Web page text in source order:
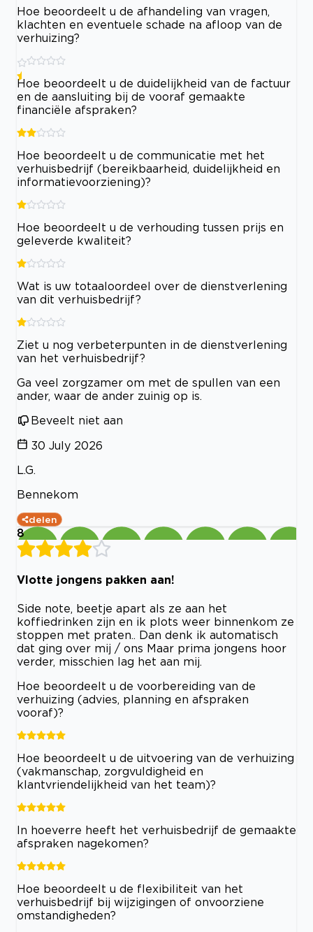
Hoe beoordeelt u de afhandeling van vragen,
klachten en eventuele schade na afloop van de
verhuizing?
Hoe beoordeelt u de duidelijkheid van de factuur
en de aansluiting bij de vooraf gemaakte
financiële afspraken?
Hoe beoordeelt u de communicatie met het
verhuisbedrijf (bereikbaarheid, duidelijkheid en
informatievoorziening)?
Hoe beoordeelt u de verhouding tussen prijs en
geleverde kwaliteit?
Wat is uw totaaloordeel over de dienstverlening
van dit verhuisbedrijf?
Ziet u nog verbeterpunten in de dienstverlening
van het verhuisbedrijf?
Ga veel zorgzamer om met de spullen van een
ander, waar de ander zuinig op is.
Beveelt niet aan
30 July 2026
L.G.
Bennekom
delen
8
Vlotte jongens pakken aan!
Side note, beetje apart als ze aan het
koffiedrinken zijn en ik plots weer binnenkom ze
stoppen met praten.. Dan denk ik automatisch
dat ging over mij / ons Maar prima jongens hoor
verder, misschien lag het aan mij.
Hoe beoordeelt u de voorbereiding van de
verhuizing (advies, planning en afspraken
vooraf)?
Hoe beoordeelt u de uitvoering van de verhuizing
(vakmanschap, zorgvuldigheid en
klantvriendelijkheid van het team)?
In hoeverre heeft het verhuisbedrijf de gemaakte
afspraken nagekomen?
Hoe beoordeelt u de flexibiliteit van het
verhuisbedrijf bij wijzigingen of onvoorziene
omstandigheden?